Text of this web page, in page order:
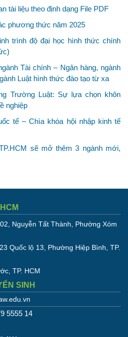
tài liệu theo định dạng File PDF
phương thức năm 2025
trình độ đại học hình thức chính
Tài chính – Ngân hàng, ngành
Luật hình thức đào tạo từ xa
Trường Luật: Sự lựa chọn khôn
nghiệp
tế – Chìa khóa hội nhập kinh tế
sẽ mở thêm 3 ngành mới,
Nguyễn Tất Thành, Phường Xóm
Quốc lộ 13, Phường Hiệp Bình, TP.
TP. HCM
SINH
5555 14